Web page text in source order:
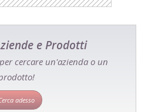
e Prodotti
cercare un'azienda o un
adesso